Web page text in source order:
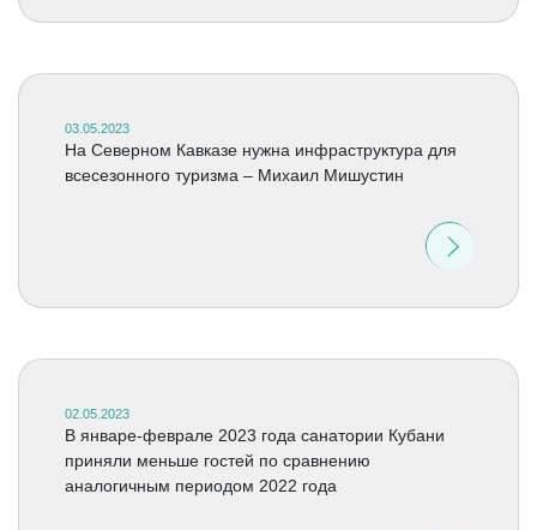
03.05.2023
На Северном Кавказе нужна инфраструктура для
всесезонного туризма – Михаил Мишустин
02.05.2023
В январе-феврале 2023 года санатории Кубани
приняли меньше гостей по сравнению
аналогичным периодом 2022 года